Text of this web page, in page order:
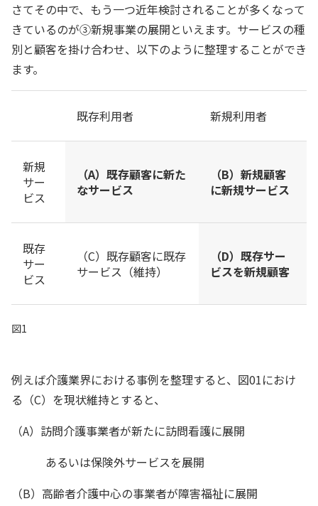
さてその中で、もう一つ近年検討されることが多くなって
きているのが③新規事業の展開といえます。サービスの種
別と顧客を掛け合わせ、以下のように整理することができ
ます。
既存利用者 新規利用者
新規
サー
ビス
（A）既存顧客に新た
なサービス
（B）新規顧客
に新規サービス
既存
サー
ビス
（C）既存顧客に既存
サービス（維持）
（D）既存サー
ビスを新規顧客
図1
例えば介護業界における事例を整理すると、図01におけ
る（C）を現状維持とすると、
（A）訪問介護事業者が新たに訪問看護に展開
あるいは保険外サービスを展開
（B）高齢者介護中心の事業者が障害福祉に展開